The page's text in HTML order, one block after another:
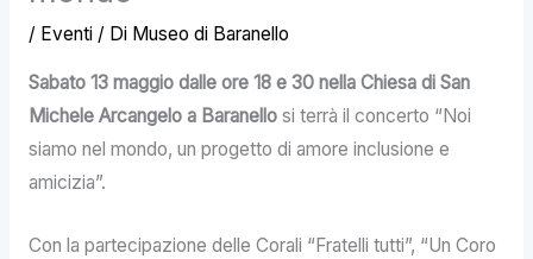
/ Eventi/ Di Museo di Baranello
Sabato 13 maggio dalle ore 18 e 30 nella Chiesa di San
Michele Arcangelo a Baranellosi terrà il concerto “Noi
siamo nel mondo, un progetto di amore inclusione e
amicizia”.
Con la partecipazione delle Corali “Fratelli tutti”, “Un Coro